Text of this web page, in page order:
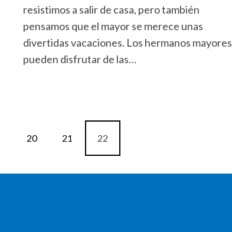
resistimos a salir de casa, pero también
pensamos que el mayor se merece unas
divertidas vacaciones. Los hermanos mayores
pueden disfrutar de las…
20 21 22